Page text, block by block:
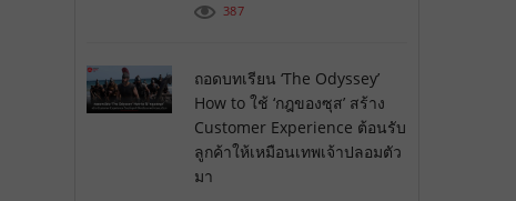
387
ถอดบทเรียน ‘The Odyssey’
How to ใช้ ‘กฎของซุส’ สร้าง
Customer Experience ต้อนรับ
ลูกค้าให้เหมือนเทพเจ้าปลอมตัว
มา